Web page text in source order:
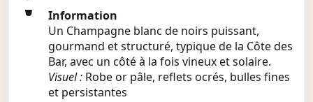
Information
Un Champagne blanc de noirs puissant,
gourmand et structuré, typique de la Côte des
Bar, avec un côté à la fois vineux et solaire.
Visuel : Robe or pâle, reflets ocrés, bulles fines
et persistantes